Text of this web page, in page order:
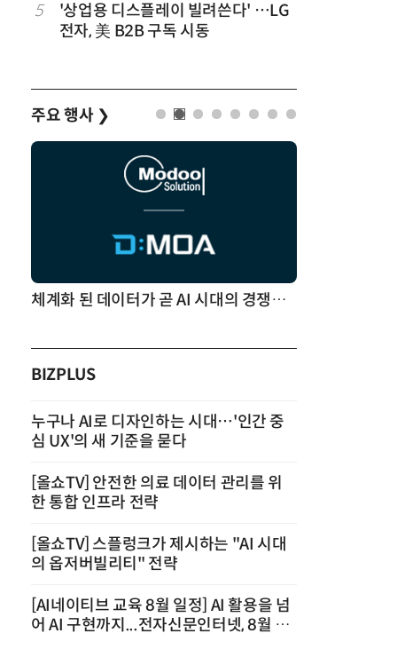
5
'상업용 디스플레이 빌려쓴다' …LG
전자, 美 B2B 구독 시동
주요 행사 ❯
체계화 된 데이터가 곧 AI 시대의 경쟁력이다
BIZPLUS
누구나 AI로 디자인하는 시대…'인간 중
심 UX'의 새 기준을 묻다
[올쇼TV] 안전한 의료 데이터 관리를 위
한 통합 인프라 전략
[올쇼TV] 스플렁크가 제시하는 "AI 시대
의 옵저버빌리티" 전략
[AI네이티브 교육 8월 일정] AI 활용을 넘
어 AI 구현까지...전자신문인터넷, 8월 실